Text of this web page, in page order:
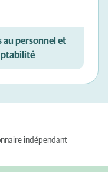
au personnel et
indépendant